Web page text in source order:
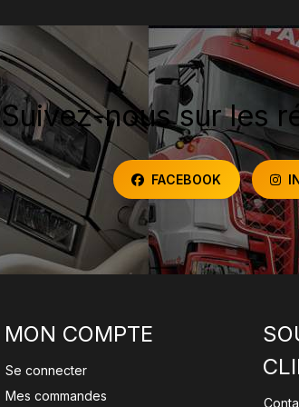
Suivez-nous sur les
FACEBOOK
MON COMPTE
Se connecter
Mes commandes